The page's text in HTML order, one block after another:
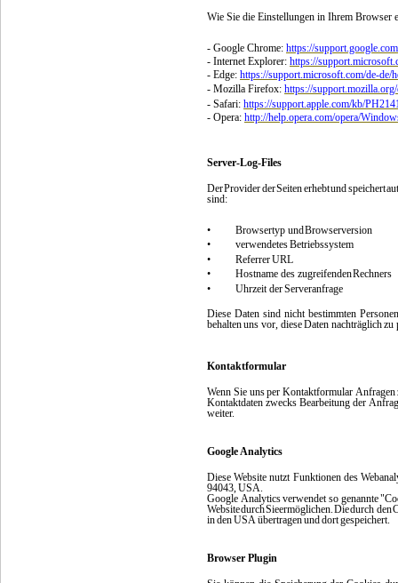
Wie Sie die Einstellungen in Ihrem Browser
- Google Chrome: https://
- Internet Explorer: https://
- Edge: https://support.microsoft.com/de-
- Mozilla Firefox: https://
- Safari: https://support.apple.com/kb/
- Opera: http://help.opera.com/opera/
Server-Log-Files
DerProviderderSeitenerhebtundspeichert
sind:
• Browsertyp undBrowserversion
•
verwendetesBetriebssystem
•
ReferrerURL
•
Hostname des zugreifendenRechners
•
Uhrzeit derServeranfrage
Diese Daten sind nicht bestimmten Personen
behaltenuns vor, dieseDaten nachträglichzu
Kontaktformular
Wenn Sie unsper Kontaktformular Anfragen
Kontaktdaten zwecks Bearbeitung der
weiter.
Google Analytics
Diese Website nutzt Funktionen des
94043,USA.
Google Analyticsverwendetso genannte
WebsitedurchSieermöglichen.Diedurch den
indenUSAübertragenunddortgespeichert.
Browser Plugin